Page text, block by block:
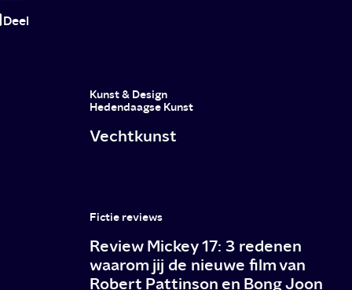
hoop
Deel
Kunst & Design
Hedendaagse Kunst
Vechtkunst
Fictie reviews
Review Mickey 17: 3 redenen
waarom jij de nieuwe film van
Robert Pattinson en Bong Joon